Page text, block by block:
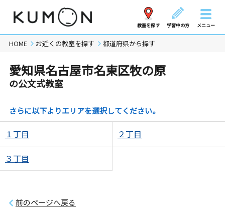
教室を探す 学習中の方 メニュー
HOME お近くの教室を探す 都道府県から探す
愛知県名古屋市名東区牧の原
の公文式教室
さらに以下よりエリアを選択してください。
１丁目 ２丁目
３丁目
前のページへ戻る